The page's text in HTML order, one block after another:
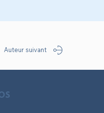
Auteur suivant